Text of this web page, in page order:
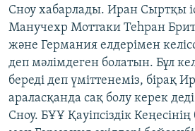
Русский
ЖАЗЫЛЫҢЫЗ
Сноу хабарлады. Иран Сыртқы
Манучехр Моттаки Теһран
және Германия елдерімен
деп мәлімдеген болатын. Бұл
береді деп үміттенеміз, бірақ
араласқанда сақ болу керек
Сноу. БҰҰ Қауіпсіздік